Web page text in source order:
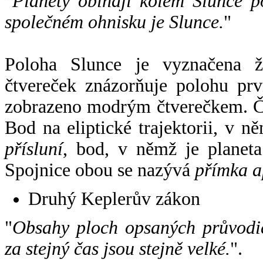
společném ohnisku je Slunce."
Poloha Slunce je vyznačena
čtvereček znázorňuje polohu
zobrazeno modrým čtverečkem.
Bod na eliptické trajektorii, v
přísluní, bod, v němž je
Spojnice obou se nazývá přímka
Druhý Keplerův zákon
"Obsahy ploch opsaných
za stejný čas jsou stejně velké.".